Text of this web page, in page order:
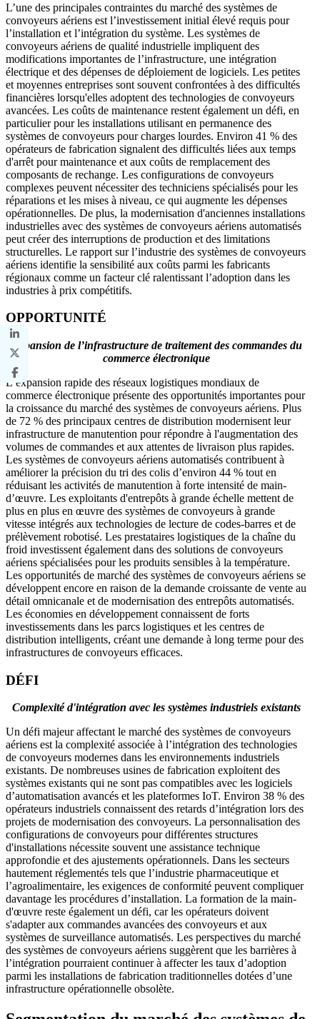
L’une des principales contraintes du marché des systèmes de
convoyeurs aériens est l’investissement initial élevé requis pour
l’installation et l’intégration du système. Les systèmes de
convoyeurs aériens de qualité industrielle impliquent des
modifications importantes de l’infrastructure, une intégration
électrique et des dépenses de déploiement de logiciels. Les petites
et moyennes entreprises sont souvent confrontées à des difficultés
financières lorsqu'elles adoptent des technologies de convoyeurs
avancées. Les coûts de maintenance restent également un défi, en
particulier pour les installations utilisant en permanence des
systèmes de convoyeurs pour charges lourdes. Environ 41 % des
opérateurs de fabrication signalent des difficultés liées aux temps
d'arrêt pour maintenance et aux coûts de remplacement des
composants de rechange. Les configurations de convoyeurs
complexes peuvent nécessiter des techniciens spécialisés pour les
réparations et les mises à niveau, ce qui augmente les dépenses
opérationnelles. De plus, la modernisation d'anciennes installations
industrielles avec des systèmes de convoyeurs aériens automatisés
peut créer des interruptions de production et des limitations
structurelles. Le rapport sur l’industrie des systèmes de convoyeurs
aériens identifie la sensibilité aux coûts parmi les fabricants
régionaux comme un facteur clé ralentissant l’adoption dans les
industries à prix compétitifs.
OPPORTUNITÉ
Expansion de l’infrastructure de traitement des commandes du
commerce électronique
L’expansion rapide des réseaux logistiques mondiaux de
commerce électronique présente des opportunités importantes pour
la croissance du marché des systèmes de convoyeurs aériens. Plus
de 72 % des principaux centres de distribution modernisent leur
infrastructure de manutention pour répondre à l'augmentation des
volumes de commandes et aux attentes de livraison plus rapides.
Les systèmes de convoyeurs aériens automatisés contribuent à
améliorer la précision du tri des colis d’environ 44 % tout en
réduisant les activités de manutention à forte intensité de main-
d’œuvre. Les exploitants d'entrepôts à grande échelle mettent de
plus en plus en œuvre des systèmes de convoyeurs à grande
vitesse intégrés aux technologies de lecture de codes-barres et de
prélèvement robotisé. Les prestataires logistiques de la chaîne du
froid investissent également dans des solutions de convoyeurs
aériens spécialisées pour les produits sensibles à la température.
Les opportunités de marché des systèmes de convoyeurs aériens se
développent encore en raison de la demande croissante de vente au
détail omnicanale et de modernisation des entrepôts automatisés.
Les économies en développement connaissent de forts
investissements dans les parcs logistiques et les centres de
distribution intelligents, créant une demande à long terme pour des
infrastructures de convoyeurs efficaces.
DÉFI
Complexité d'intégration avec les systèmes industriels existants
Un défi majeur affectant le marché des systèmes de convoyeurs
aériens est la complexité associée à l’intégration des technologies
de convoyeurs modernes dans les environnements industriels
existants. De nombreuses usines de fabrication exploitent des
systèmes existants qui ne sont pas compatibles avec les logiciels
d’automatisation avancés et les plateformes IoT. Environ 38 % des
opérateurs industriels connaissent des retards d’intégration lors des
projets de modernisation des convoyeurs. La personnalisation des
configurations de convoyeurs pour différentes structures
d'installations nécessite souvent une assistance technique
approfondie et des ajustements opérationnels. Dans les secteurs
hautement réglementés tels que l’industrie pharmaceutique et
l’agroalimentaire, les exigences de conformité peuvent compliquer
davantage les procédures d’installation. La formation de la main-
d'œuvre reste également un défi, car les opérateurs doivent
s'adapter aux commandes avancées des convoyeurs et aux
systèmes de surveillance automatisés. Les perspectives du marché
des systèmes de convoyeurs aériens suggèrent que les barrières à
l’intégration pourraient continuer à affecter les taux d’adoption
parmi les installations de fabrication traditionnelles dotées d’une
infrastructure opérationnelle obsolète.